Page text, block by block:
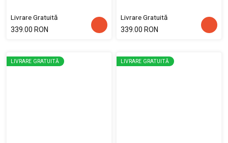
Livrare Gratuită
339.00 RON
Livrare Gratuită
339.00 RON
LIVRARE GRATUITĂ LIVRARE GRATUITĂ